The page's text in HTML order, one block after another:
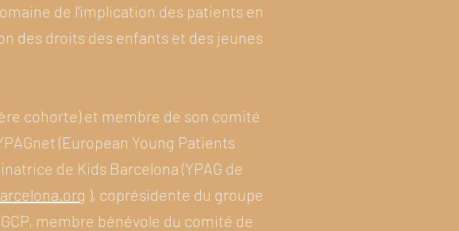
de l'implication des patients en
des droits des enfants et des jeunes
cohorte) et membre de son comité
(European Young Patients
de Kids Barcelona (YPAG de
), coprésidente du groupe
membre bénévole du comité de